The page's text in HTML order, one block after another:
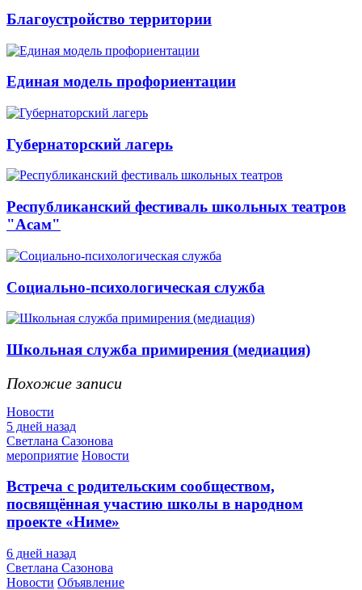
Благоустройство территории
Единая модель профориентации
Губернаторский лагерь
Республиканский фестиваль школьных театров
"Асам"
Социально-психологическая служба
Школьная служба примирения (медиация)
Похожие записи
Новости
5 дней назад
Светлана Сазонова
мероприятие Новости
Встреча с родительским сообществом,
посвящённая участию школы в народном
проекте «Ниме»
6 дней назад
Светлана Сазонова
Новости Объявление